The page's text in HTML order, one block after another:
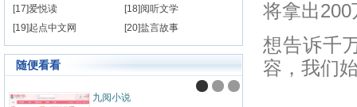
[17]爱悦读
[18]阅听文学
[19]起点中文网
[20]盐言故事
随便看看
九阅小说
将拿出
想告诉千
容，我们